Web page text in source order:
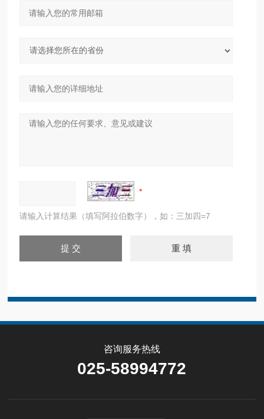
请输入计算结果（填写阿拉伯数字），如：三加四=7
咨询服务热线
025-58994772